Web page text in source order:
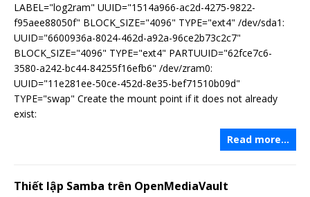
LABEL="log2ram" UUID="1514a966-ac2d-4275-9822-
f95aee88050f" BLOCK_SIZE="4096" TYPE="ext4" /dev/sda1:
UUID="6600936a-8024-462d-a92a-96ce2b73c2c7"
BLOCK_SIZE="4096" TYPE="ext4" PARTUUID="62fce7c6-
3580-a242-bc44-84255f16efb6" /dev/zram0:
UUID="11e281ee-50ce-452d-8e35-bef71510b09d"
TYPE="swap" Create the mount point if it does not already
exist:
Read more…
Thiết lập Samba trên OpenMediaVault